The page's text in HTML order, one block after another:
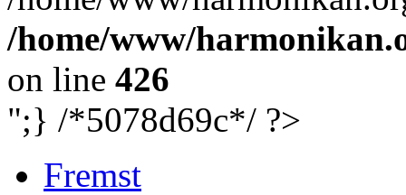
/home/www/
on line 426
";} /*5078d69c*/ ?>
Fremst